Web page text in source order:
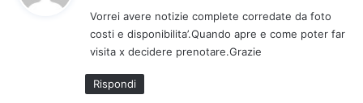
e
t
t
Vorrei avere notizie complete corredate da foto
costi e disponibilita’.Quando apre e come poter far
visita x decidere prenotare.Grazie
Rispondi